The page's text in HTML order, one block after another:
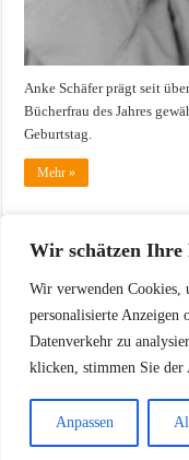
Wir schätzen Ihre
Wir verwenden Cookies,
personalisierte Anzeigen
Datenverkehr zu
klicken, stimmen Sie der
Anpassen
Anke Schäfer prägt seit
Bücherfrau des Jahres
Geburtstag.
Mehr »
Powered by
©